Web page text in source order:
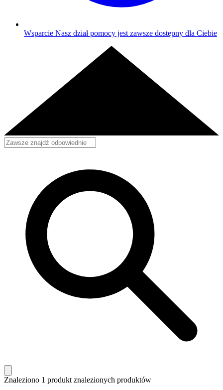
Wsparcie Nasz dział pomocy jest zawsze dostępny dla Ciebie
Znaleziono 1 produkt znalezionych produktów